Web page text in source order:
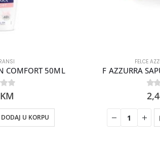
COMFORT 50ML
5
KM
DODAJ U KORPU
FELCE
F AZZURRA
0